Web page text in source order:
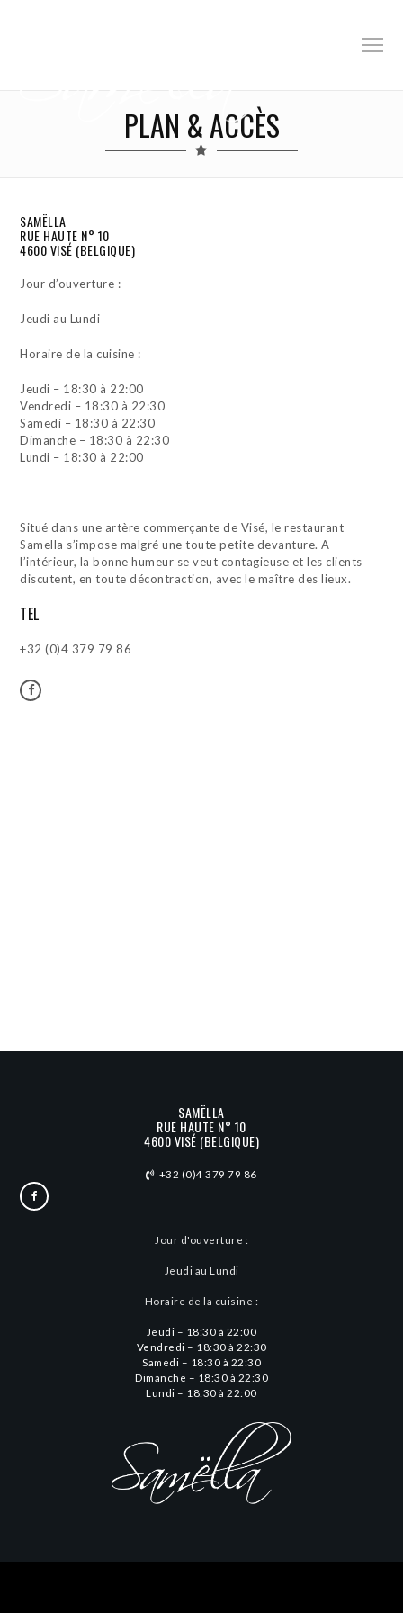
PLAN & ACCÈS
SAMËLLA
RUE HAUTE N° 10
4600 VISÉ (BELGIQUE)
Jour d’ouverture :
Jeudi au Lundi
Horaire de la cuisine :
Jeudi – 18:30 à 22:00
Vendredi – 18:30 à 22:30
Samedi – 18:30 à 22:30
Dimanche – 18:30 à 22:30
Lundi – 18:30 à 22:00
Situé dans une artère commerçante de Visé, le restaurant
Samella s’impose malgré une toute petite devanture. A
l’intérieur, la bonne humeur se veut contagieuse et les clients
discutent, en toute décontraction, avec le maître des lieux.
TEL
+32 (0)4 379 79 86
SAMËLLA
RUE HAUTE N° 10
4600 VISÉ (BELGIQUE)
+32 (0)4 379 79 86
Jour d'ouverture :
Jeudi au Lundi
Horaire de la cuisine :
Jeudi – 18:30 à 22:00
Vendredi – 18:30 à 22:30
Samedi – 18:30 à 22:30
Dimanche – 18:30 à 22:30
Lundi – 18:30 à 22:00